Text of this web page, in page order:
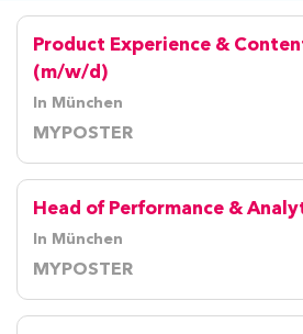
Product Experience &
(m/w/d)
In München
MYPOSTER
Head of Performance &
In München
MYPOSTER